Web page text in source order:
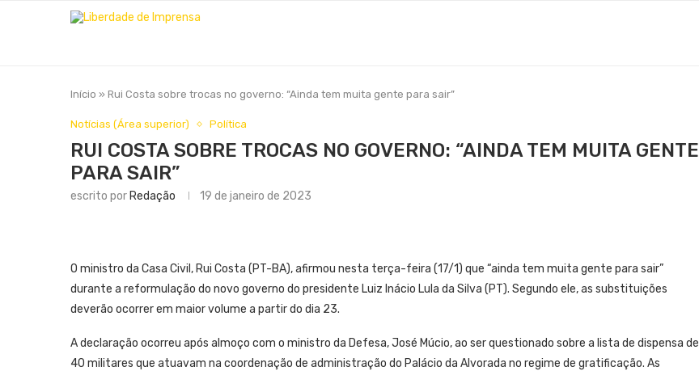
Início » Rui Costa sobre trocas no governo: “Ainda tem muita gente para sair”
Notícias (Área superior) Política
RUI COSTA SOBRE TROCAS NO GOVERNO: “AINDA TEM MUITA GENTE
PARA SAIR”
escrito por Redação 19 de janeiro de 2023
O ministro da Casa Civil, Rui Costa (PT-BA), afirmou nesta terça-feira (17/1) que “ainda tem muita gente para sair”
durante a reformulação do novo governo do presidente Luiz Inácio Lula da Silva (PT). Segundo ele, as substituições
deverão ocorrer em maior volume a partir do dia 23.
A declaração ocorreu após almoço com o ministro da Defesa, José Múcio, ao ser questionado sobre a lista de dispensa de
40 militares que atuavam na coordenação de administração do Palácio da Alvorada no regime de gratificação. As